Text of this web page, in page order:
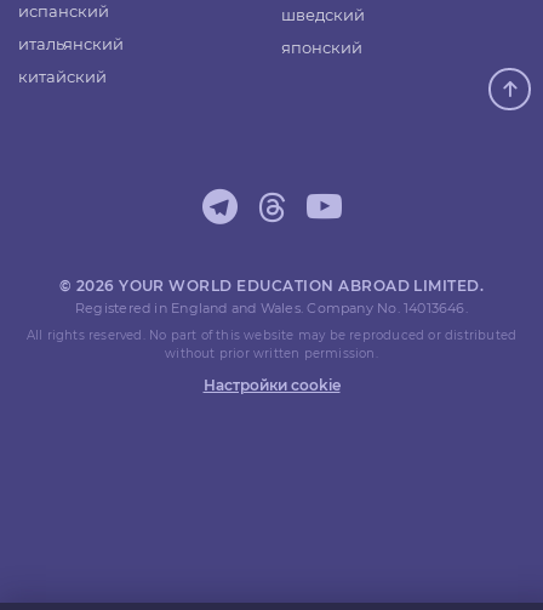
испанский
итальянский
китайский
шведский
японский
© 2026 YOUR WORLD EDUCATION ABROAD LIMITED.
Registered in England and Wales. Company No. 14013646.
All rights reserved. No part of this website may be reproduced or distributed
without prior written permission.
Настройки cookie